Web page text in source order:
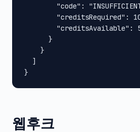
"code":
"creditsRequired":
"creditsAvailable":
      }
    }
  ]
}
웹후크